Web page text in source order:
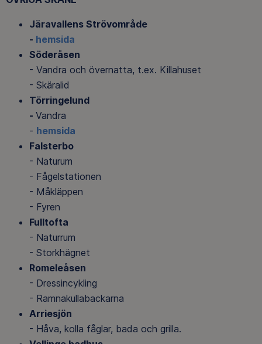
Järavallens Strövområde
- hemsida
Söderåsen
- Vandra och övernatta, t.ex. Killahuset
- Skäralid
Törringelund
- Vandra
- hemsida
Falsterbo
- Naturum
- Fågelstationen
- Måkläppen
- Fyren
Fulltofta
- Naturrum
- Storkhägnet
Romeleåsen
- Dressincykling
- Ramnakullabackarna
Arriesjön
- Håva, kolla fåglar, bada och grilla.